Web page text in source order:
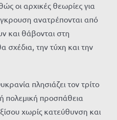
οι αρχικές θεωρίες για
ανατρέπονται από
και θάβονται στη
σχέδια, την τύχη και την
πλησιάζει τον τρίτο
πολεμική προσπάθεια
χωρίς κατεύθυνση και